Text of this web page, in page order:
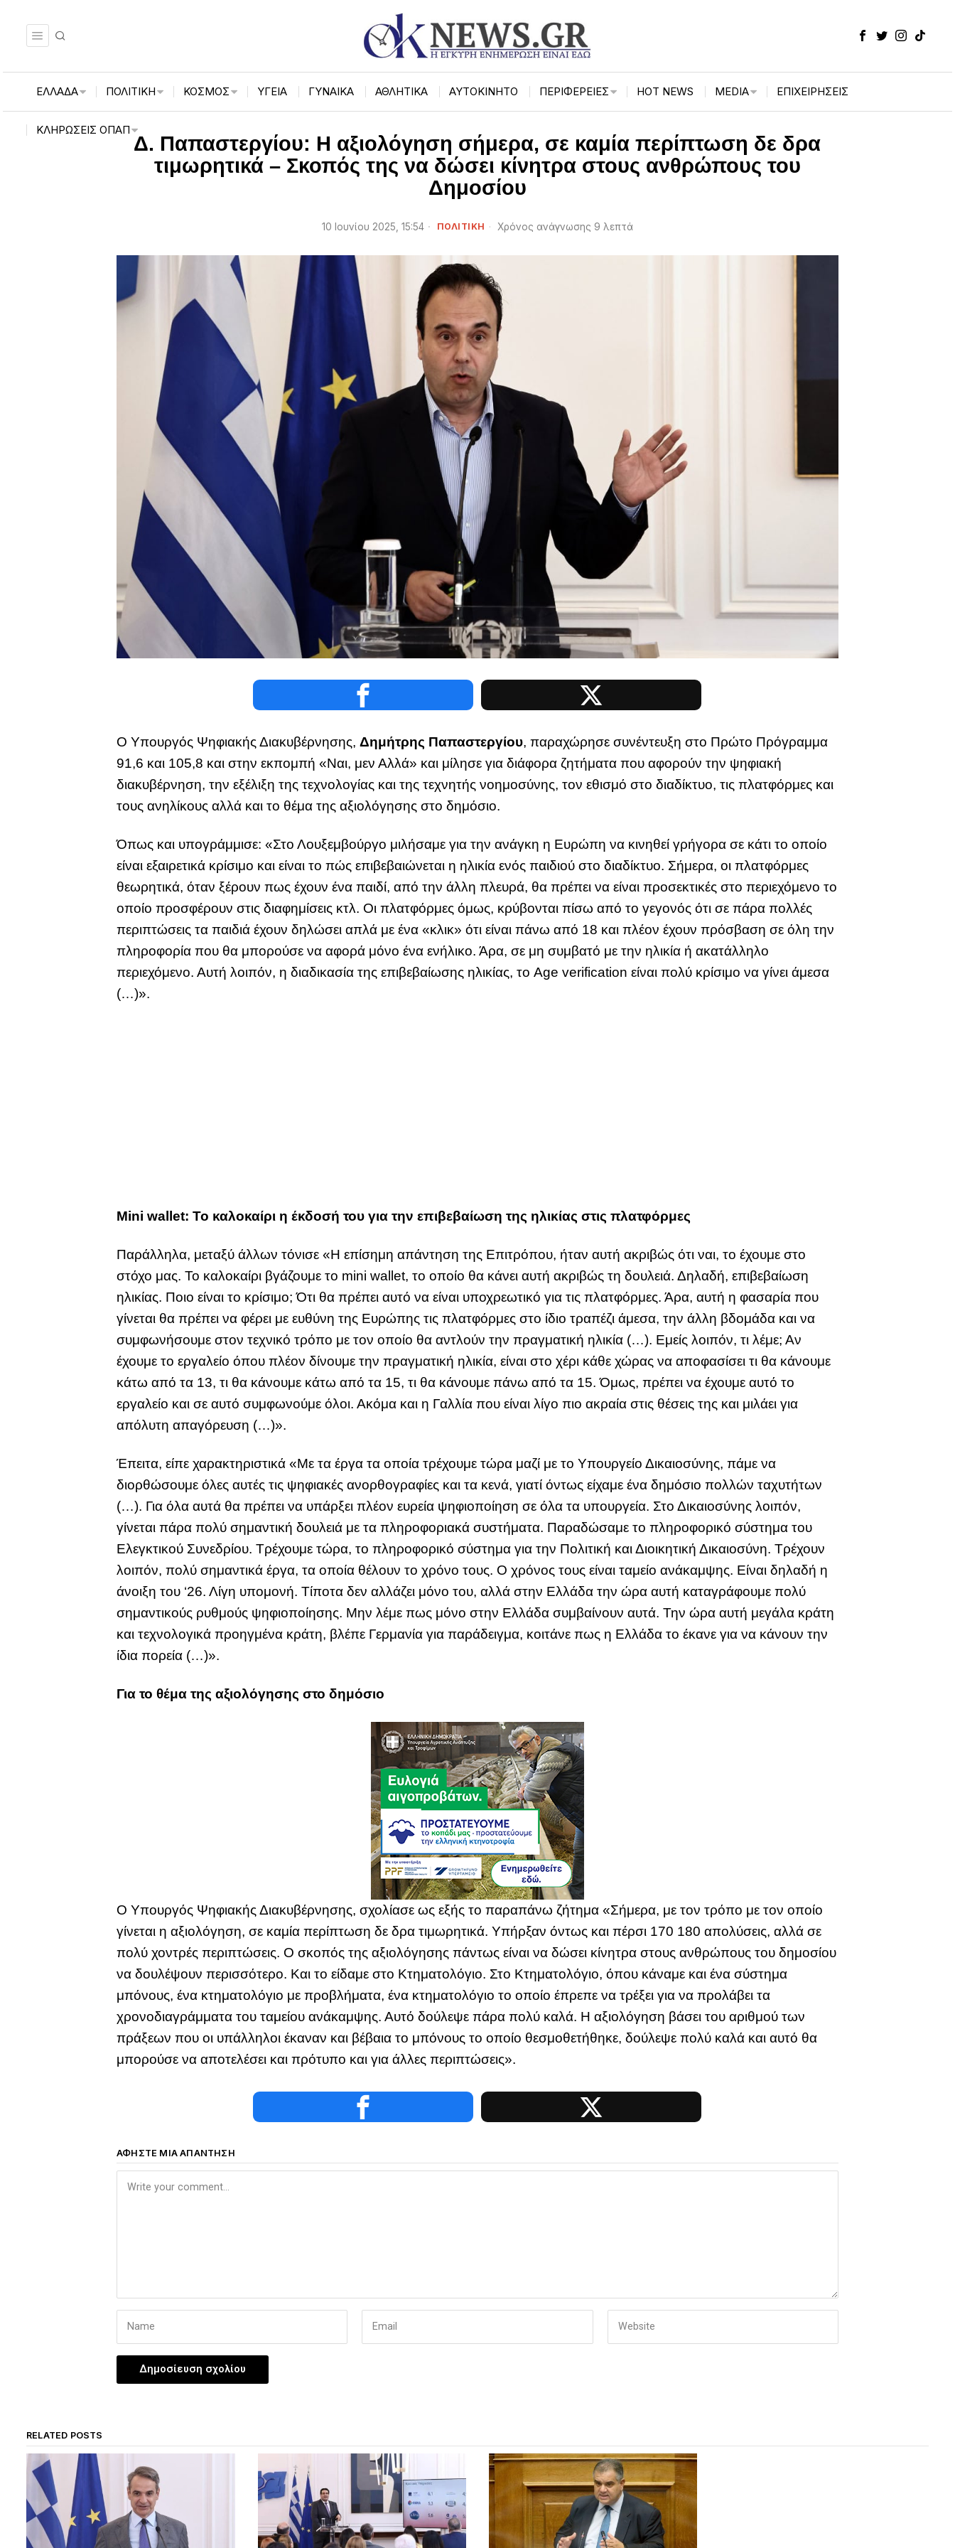
ΕΛΛΑΔΑ ΠΟΛΙΤΙΚΗ ΚΟΣΜΟΣ ΥΓΕΙΑ ΓΥΝΑΙΚΑ ΑΘΛΗΤΙΚΑ ΑΥΤΟΚΙΝΗΤΟ ΠΕΡΙΦΈΡΕΙΕΣ HOT NEWS MEDIA ΕΠΙΧΕΙΡΉΣΕΙΣ
ΚΛΗΡΏΣΕΙΣ ΟΠΑΠ
Δ. Παπαστεργίου: Η αξιολόγηση σήμερα, σε καμία περίπτωση δε δρα
τιμωρητικά – Σκοπός της να δώσει κίνητρα στους ανθρώπους του
Δημοσίου
10 Ιουνίου 2025, 15:54 ΠΟΛΙΤΙΚΗ Χρόνος ανάγνωσης 9 λεπτά
Ο Υπουργός Ψηφιακής Διακυβέρνησης,Δημήτρης Παπαστεργίου, παραχώρησε συνέντευξη στο Πρώτο Πρόγραμμα
91,6 και 105,8 και στην εκπομπή «Ναι, μεν Αλλά» και μίλησε για διάφορα ζητήματα που αφορούν την ψηφιακή
διακυβέρνηση, την εξέλιξη της τεχνολογίας και της τεχνητής νοημοσύνης, τον εθισμό στο διαδίκτυο, τις πλατφόρμες και
τους ανηλίκους αλλά και το θέμα της αξιολόγησης στο δημόσιο.
Όπως και υπογράμμισε: «Στο Λουξεμβούργο μιλήσαμε για την ανάγκη η Ευρώπη να κινηθεί γρήγορα σε κάτι το οποίο
είναι εξαιρετικά κρίσιμο και είναι το πώς επιβεβαιώνεται η ηλικία ενός παιδιού στο διαδίκτυο. Σήμερα, οι πλατφόρμες
θεωρητικά, όταν ξέρουν πως έχουν ένα παιδί, από την άλλη πλευρά, θα πρέπει να είναι προσεκτικές στο περιεχόμενο το
οποίο προσφέρουν στις διαφημίσεις κτλ. Οι πλατφόρμες όμως, κρύβονται πίσω από το γεγονός ότι σε πάρα πολλές
περιπτώσεις τα παιδιά έχουν δηλώσει απλά με ένα «κλικ» ότι είναι πάνω από 18 και πλέον έχουν πρόσβαση σε όλη την
πληροφορία που θα μπορούσε να αφορά μόνο ένα ενήλικο. Άρα, σε μη συμβατό με την ηλικία ή ακατάλληλο
περιεχόμενο. Αυτή λοιπόν, η διαδικασία της επιβεβαίωσης ηλικίας, το Age verification είναι πολύ κρίσιμο να γίνει άμεσα
(…)».
Mini wallet: Το καλοκαίρι η έκδοσή του για την επιβεβαίωση της ηλικίας στις πλατφόρμες
Παράλληλα, μεταξύ άλλων τόνισε «Η επίσημη απάντηση της Επιτρόπου, ήταν αυτή ακριβώς ότι ναι, το έχουμε στο
στόχο μας. Το καλοκαίρι βγάζουμε το mini wallet, το οποίο θα κάνει αυτή ακριβώς τη δουλειά. Δηλαδή, επιβεβαίωση
ηλικίας. Ποιο είναι το κρίσιμο; Ότι θα πρέπει αυτό να είναι υποχρεωτικό για τις πλατφόρμες. Άρα, αυτή η φασαρία που
γίνεται θα πρέπει να φέρει με ευθύνη της Ευρώπης τις πλατφόρμες στο ίδιο τραπέζι άμεσα, την άλλη βδομάδα και να
συμφωνήσουμε στον τεχνικό τρόπο με τον οποίο θα αντλούν την πραγματική ηλικία (…). Εμείς λοιπόν, τι λέμε; Αν
έχουμε το εργαλείο όπου πλέον δίνουμε την πραγματική ηλικία, είναι στο χέρι κάθε χώρας να αποφασίσει τι θα κάνουμε
κάτω από τα 13, τι θα κάνουμε κάτω από τα 15, τι θα κάνουμε πάνω από τα 15. Όμως, πρέπει να έχουμε αυτό το
εργαλείο και σε αυτό συμφωνούμε όλοι. Ακόμα και η Γαλλία που είναι λίγο πιο ακραία στις θέσεις της και μιλάει για
απόλυτη απαγόρευση (…)».
Έπειτα, είπε χαρακτηριστικά «Με τα έργα τα οποία τρέχουμε τώρα μαζί με το Υπουργείο Δικαιοσύνης, πάμε να
διορθώσουμε όλες αυτές τις ψηφιακές ανορθογραφίες και τα κενά, γιατί όντως είχαμε ένα δημόσιο πολλών ταχυτήτων
(…). Για όλα αυτά θα πρέπει να υπάρξει πλέον ευρεία ψηφιοποίηση σε όλα τα υπουργεία. Στο Δικαιοσύνης λοιπόν,
γίνεται πάρα πολύ σημαντική δουλειά με τα πληροφοριακά συστήματα. Παραδώσαμε το πληροφορικό σύστημα του
Ελεγκτικού Συνεδρίου. Τρέχουμε τώρα, το πληροφορικό σύστημα για την Πολιτική και Διοικητική Δικαιοσύνη. Τρέχουν
λοιπόν, πολύ σημαντικά έργα, τα οποία θέλουν το χρόνο τους. Ο χρόνος τους είναι ταμείο ανάκαμψης. Είναι δηλαδή η
άνοιξη του ‘26. Λίγη υπομονή. Τίποτα δεν αλλάζει μόνο του, αλλά στην Ελλάδα την ώρα αυτή καταγράφουμε πολύ
σημαντικούς ρυθμούς ψηφιοποίησης. Μην λέμε πως μόνο στην Ελλάδα συμβαίνουν αυτά. Την ώρα αυτή μεγάλα κράτη
και τεχνολογικά προηγμένα κράτη, βλέπε Γερμανία για παράδειγμα, κοιτάνε πως η Ελλάδα το έκανε για να κάνουν την
ίδια πορεία (…)».
Για το θέμα της αξιολόγησης στο δημόσιο
Ο Υπουργός Ψηφιακής Διακυβέρνησης, σχολίασε ως εξής το παραπάνω ζήτημα «Σήμερα, με τον τρόπο με τον οποίο
γίνεται η αξιολόγηση, σε καμία περίπτωση δε δρα τιμωρητικά. Υπήρξαν όντως και πέρσι 170 180 απολύσεις, αλλά σε
πολύ χοντρές περιπτώσεις. Ο σκοπός της αξιολόγησης πάντως είναι να δώσει κίνητρα στους ανθρώπους του δημοσίου
να δουλέψουν περισσότερο. Και το είδαμε στο Κτηματολόγιο. Στο Κτηματολόγιο, όπου κάναμε και ένα σύστημα
μπόνους, ένα κτηματολόγιο με προβλήματα, ένα κτηματολόγιο το οποίο έπρεπε να τρέξει για να προλάβει τα
χρονοδιαγράμματα του ταμείου ανάκαμψης. Αυτό δούλεψε πάρα πολύ καλά. Η αξιολόγηση βάσει του αριθμού των
πράξεων που οι υπάλληλοι έκαναν και βέβαια το μπόνους το οποίο θεσμοθετήθηκε, δούλεψε πολύ καλά και αυτό θα
μπορούσε να αποτελέσει και πρότυπο και για άλλες περιπτώσεις».
ΑΦΉΣΤΕ ΜΙΑ ΑΠΆΝΤΗΣΗ
RELATED POSTS